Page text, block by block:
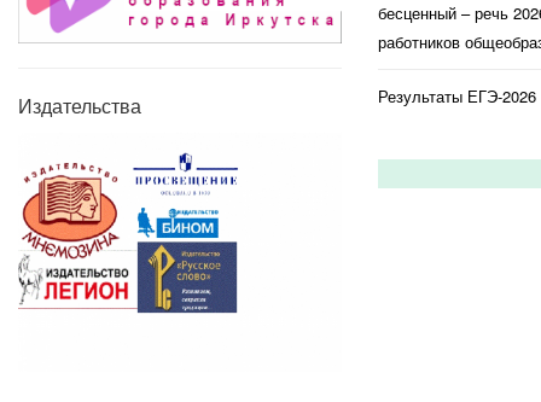
Издательства
бесценный – речь
работников
Результаты ЕГЭ-